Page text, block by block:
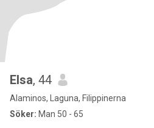
Elsa, 44
Alaminos, Laguna, Filippinerna
Söker: Man 50 - 65